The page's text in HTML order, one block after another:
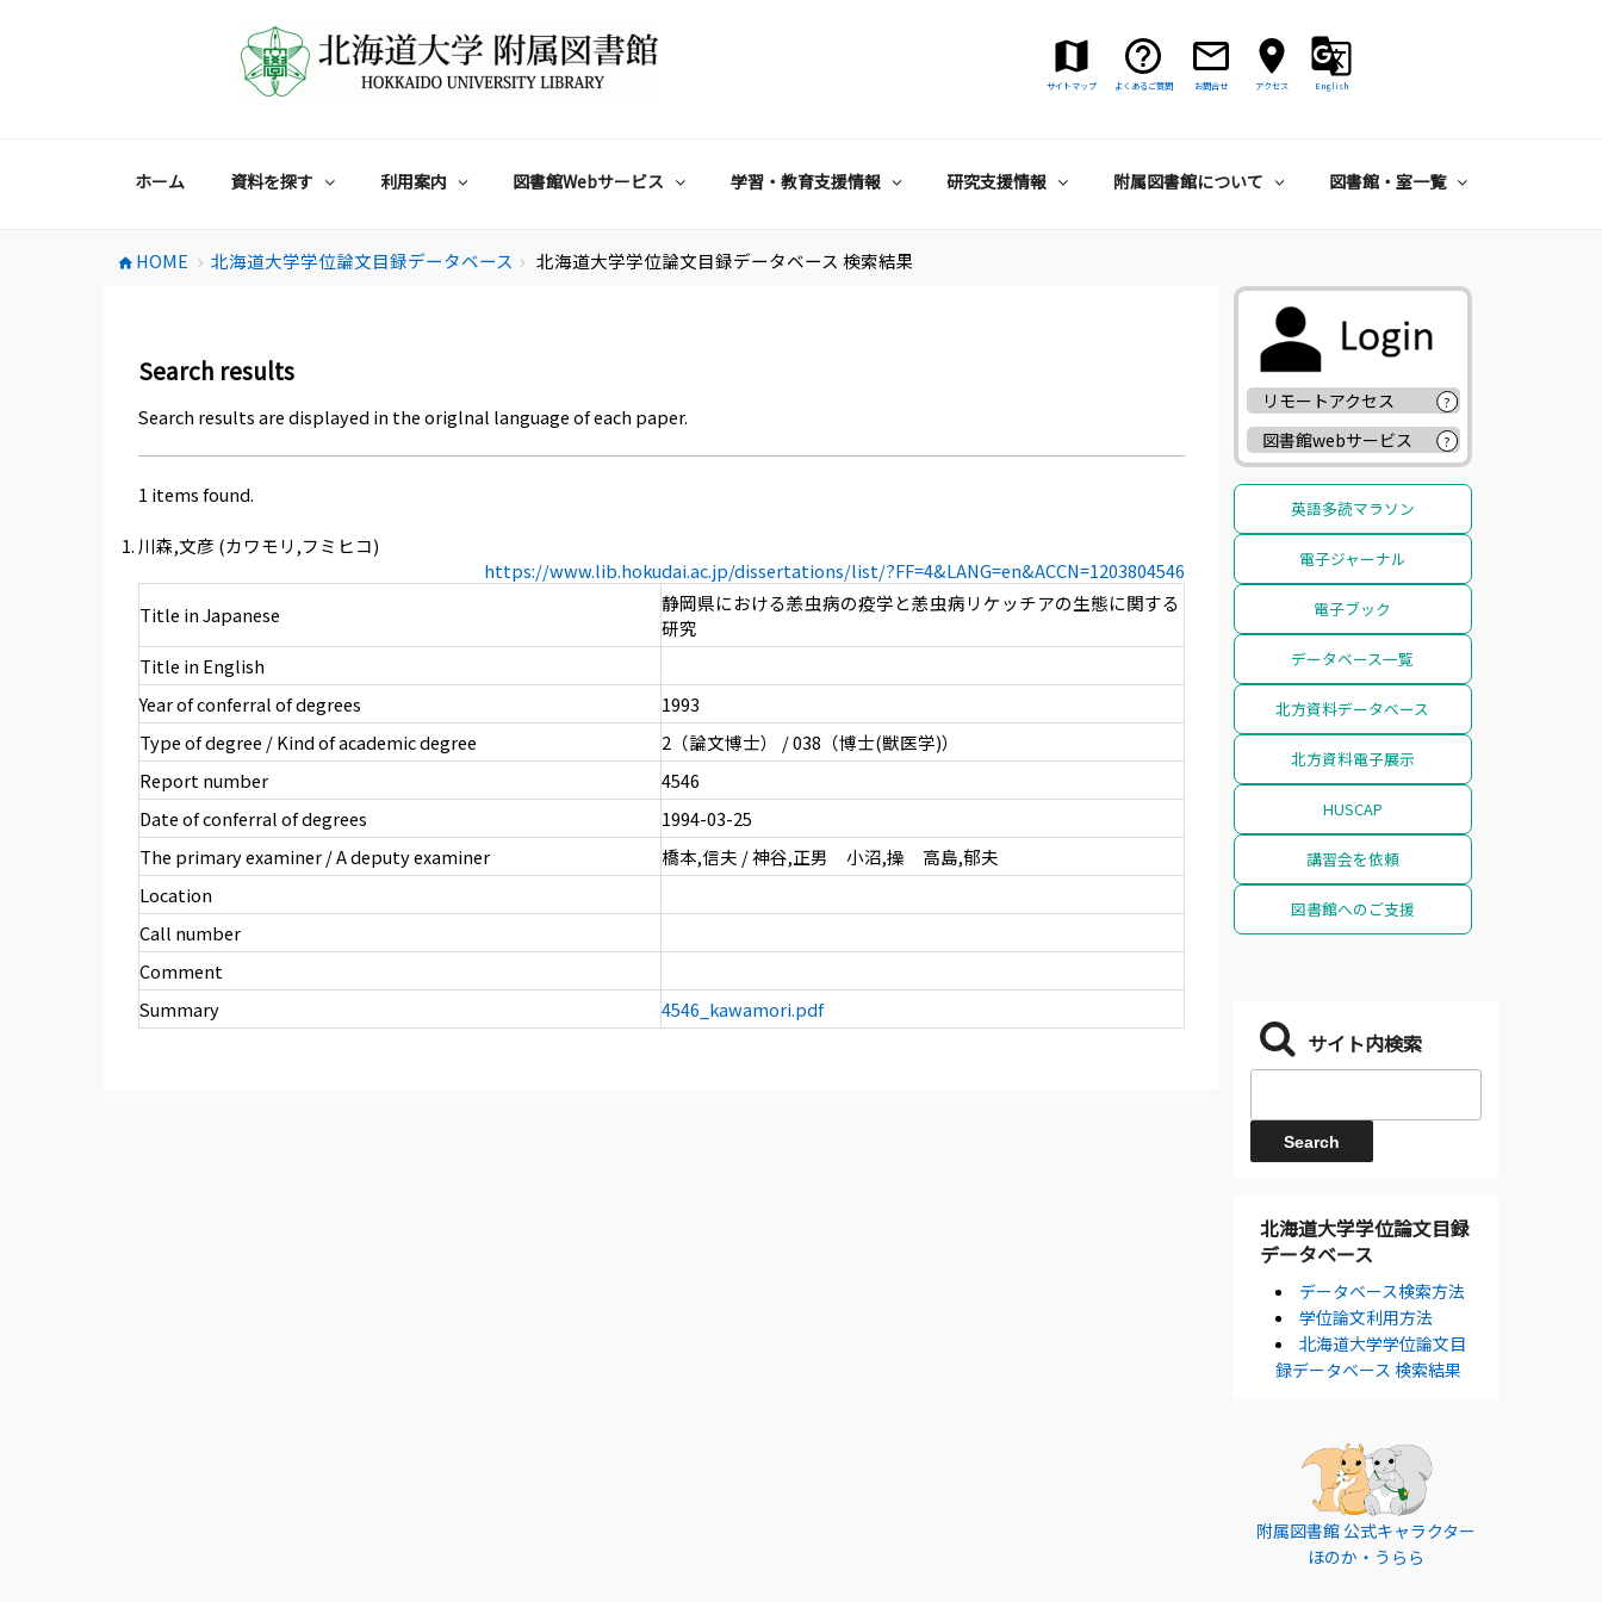
サイトマップ よくあるご質問 お問合せ アクセス English
ホーム 資料を探す 利用案内 図書館Webサービス 学習・教育支援情報 研究支援情報 附属図書館について 図書館・室一覧
home HOME chevron_right 北海道大学学位論文目録データベース chevron_right 北海道大学学位論文目録データベース 検索結果
Search results
Search results are displayed in the origlnal language of each paper.
1 items found.
川森,文彦 (カワモリ,フミヒコ)
https://www.lib.hokudai.ac.jp/dissertations/list/?FF=4&LANG=en&ACCN=1203804546
Title in Japanese
静岡県における恙虫病の疫学と恙虫病リケッチアの生態に関する
研究
Title in English
Year of conferral of degrees
1993
Type of degree / Kind of academic degree
2（論文博士） / 038（博士(獣医学)）
Report number
4546
Date of conferral of degrees
1994-03-25
The primary examiner / A deputy examiner
橋本,信夫 / 神谷,正男 小沼,操 高島,郁夫
Location
Call number
Comment
Summary
4546_kawamori.pdf
リモートアクセス ?
図書館webサービス ?
英語多読マラソン
電子ジャーナル
電子ブック
データベース一覧
北方資料データベース
北方資料電子展示
HUSCAP
講習会を依頼
図書館へのご支援
サイト内検索
北海道大学学位論文目録
データベース
データベース検索方法
学位論文利用方法
北海道大学学位論文目
録データベース 検索結果
附属図書館 公式キャラクター
ほのか・うらら